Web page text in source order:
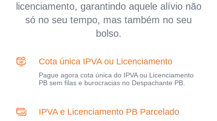
licenciamento, garantindo aquele alívio não
só no seu tempo, mas também no seu
bolso.
Cota única IPVA ou Licenciamento
Pague agora cota única do IPVA ou Licenciamento
PB sem filas e burocracias no Despachante PB.
IPVA e Licenciamento PB Parcelado